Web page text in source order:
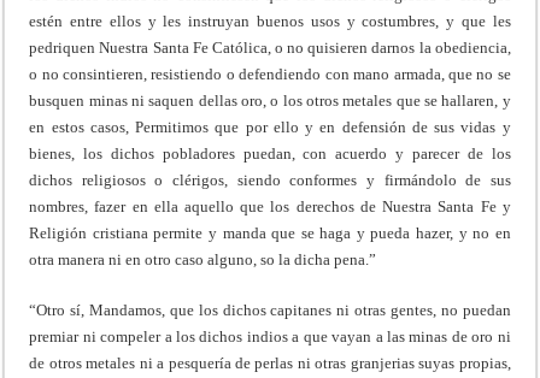
estén entre ellos y les instruyan buenos usos y costumbres, y que les
pedriquen Nuestra Santa Fe Católica, o no quisieren darnos la obediencia,
o no consintieren, resistiendo o defendiendo con mano armada, que no se
busquen minas ni saquen dellas oro, o los otros metales que se hallaren, y
en estos casos, Permitimos que por ello y en defensión de sus vidas y
bienes, los dichos pobladores puedan, con acuerdo y parecer de los
dichos religiosos o clérigos, siendo conformes y firmándolo de sus
nombres, fazer en ella aquello que los derechos de Nuestra Santa Fe y
Religión cristiana permite y manda que se haga y pueda hazer, y no en
otra manera ni en otro caso alguno, so la dicha pena.”
“Otro sí, Mandamos, que los dichos capitanes ni otras gentes, no puedan
premiar ni compeler a los dichos indios a que vayan a las minas de oro ni
de otros metales ni a pesquería de perlas ni otras granjerias suyas propias,